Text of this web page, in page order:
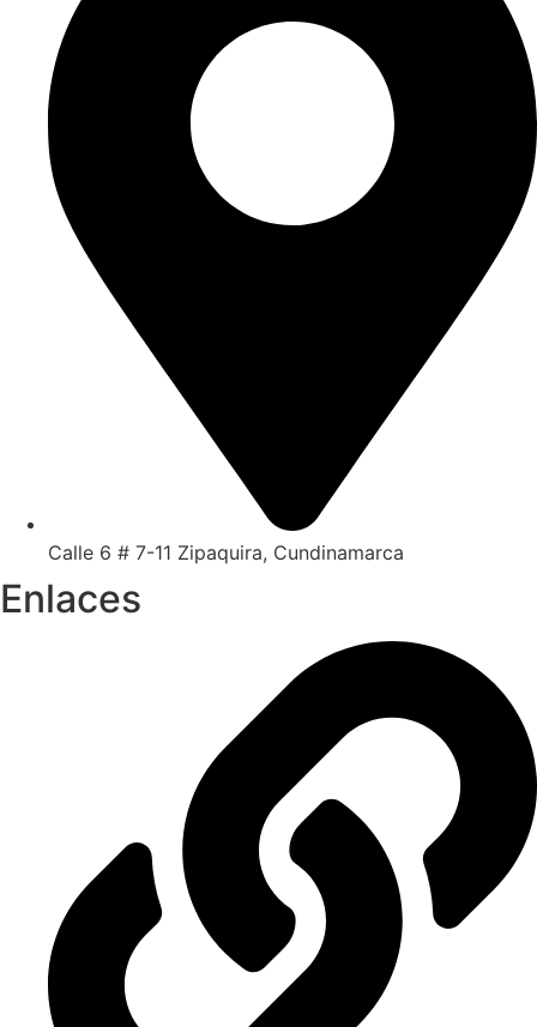
Calle 6 # 7-11 Zipaquira, Cundinamarca
Enlaces